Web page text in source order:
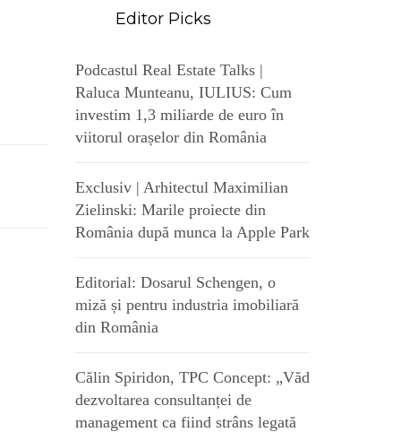
Editor Picks
Podcastul Real Estate Talks |
Raluca Munteanu, IULIUS: Cum
investim 1,3 miliarde de euro în
viitorul orașelor din România
Exclusiv | Arhitectul Maximilian
Zielinski: Marile proiecte din
România după munca la Apple Park
Editorial: Dosarul Schengen, o
miză și pentru industria imobiliară
din România
Călin Spiridon, TPC Concept: „Văd
dezvoltarea consultanței de
management ca fiind strâns legată